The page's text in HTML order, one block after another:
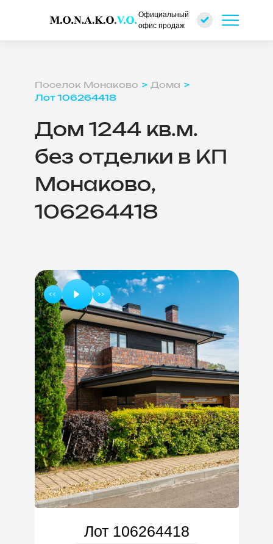
Официальный
офис продаж
Поселок Монаково
Дома
Лот 106264418
Дом 1244 кв.м.
без отделки в КП
Монаково,
106264418
Лот 106264418